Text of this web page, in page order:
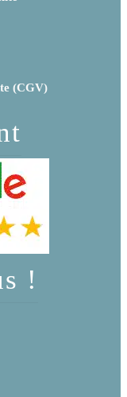
(CGV)
!